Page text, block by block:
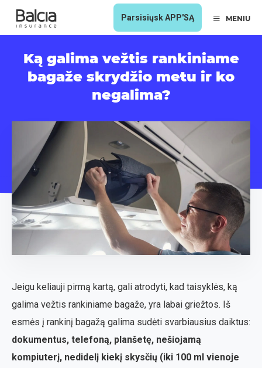
Parsisiųsk APP'SĄ MENIU
Ką galima vežtis rankiniame
bagaže skrydžio metu ir ko
negalima?
Jeigu keliauji pirmą kartą, gali atrodyti, kad taisyklės, ką
galima vežtis rankiniame bagaže, yra labai griežtos. Iš
esmės į rankinį bagažą galima sudėti svarbiausius daiktus:
dokumentus, telefoną, planšetę, nešiojamą
kompiuterį, nedidelį kiekį skysčių (iki 100 ml vienoje